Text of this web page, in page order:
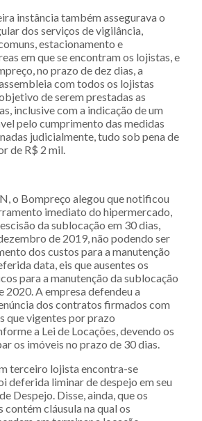
instância também assegurava o
dos serviços de vigilância,
estacionamento e
em que se encontram os lojistas, e
no prazo de dez dias, a
com todos os lojistas
de serem prestadas as
inclusive com a indicação de um
pelo cumprimento das medidas
judicialmente, tudo sob pena de
de R$ 2 mil.
o Bompreço alegou que notificou
imediato do hipermercado,
da sublocação em 30 dias,
de 2019, não podendo ser
dos custos para a manutenção
data, eis que ausentes os
para a manutenção da sublocação
2020. A empresa defendeu a
dos contratos firmados com
que vigentes por prazo
a Lei de Locações, devendo os
os imóveis no prazo de 30 dias.
terceiro lojista encontra-se
deferida liminar de despejo em seu
Despejo. Disse, ainda, que os
cláusula na qual os